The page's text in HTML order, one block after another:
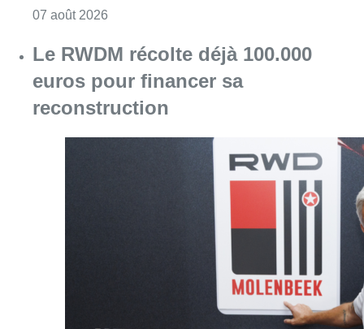
07 août 2026
Le RWDM récolte déjà 100.000
euros pour financer sa
reconstruction